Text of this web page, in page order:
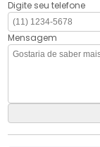
Digite seu telefone
Mensagem